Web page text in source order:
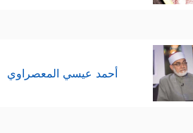
أحمد عيسي المعصراوي